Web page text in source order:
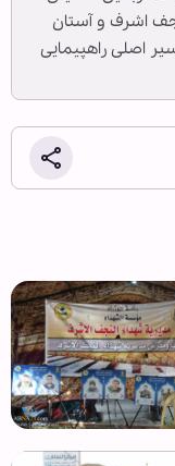
اشرف و آستان
اصلی راهپیمایی